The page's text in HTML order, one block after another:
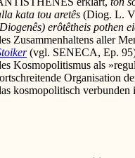
kata tou aretês (Diog. L.
Diogenês) erôtêtheis pothen
Zusammenhaltens aller
(vgl. SENECA, Ep.
Kosmopolitismus als
Organisation
kosmopolitisch